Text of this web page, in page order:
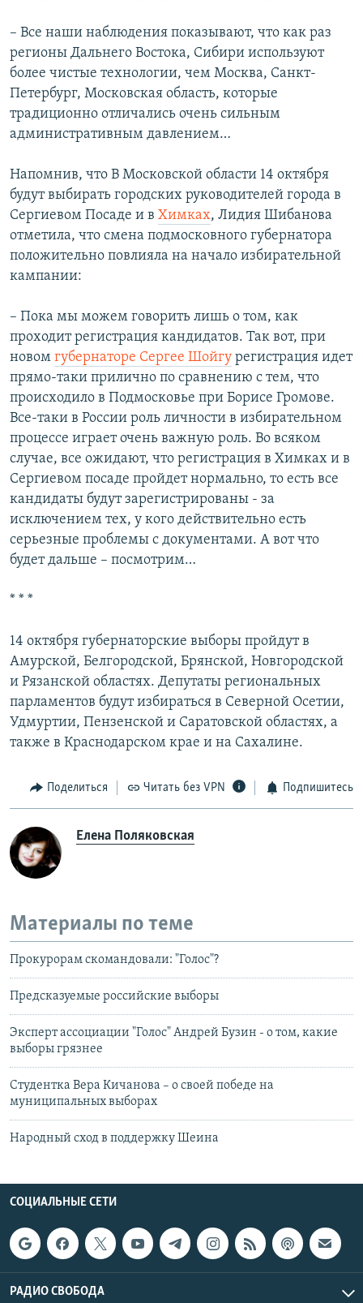
– Все наши наблюдения показывают, что как раз
регионы Дальнего Востока, Сибири используют
более чистые технологии, чем Москва, Санкт-
Петербург, Московская область, которые
традиционно отличались очень сильным
административным давлением…
Напомнив, что В Московской области 14 октября
будут выбирать городских руководителей города в
Сергиевом Посаде и в Химках, Лидия Шибанова
отметила, что смена подмосковного губернатора
положительно повлияла на начало избирательной
кампании:
– Пока мы можем говорить лишь о том, как
проходит регистрация кандидатов. Так вот, при
новом губернаторе Сергее Шойгу регистрация идет
прямо-таки прилично по сравнению с тем, что
происходило в Подмосковье при Борисе Громове.
Все-таки в России роль личности в избирательном
процессе играет очень важную роль. Во всяком
случае, все ожидают, что регистрация в Химках и в
Сергиевом посаде пройдет нормально, то есть все
кандидаты будут зарегистрированы - за
исключением тех, у кого действительно есть
серьезные проблемы с документами. А вот что
будет дальше – посмотрим…
* * *
14 октября губернаторские выборы пройдут в
Амурской, Белгородской, Брянской, Новгородской
и Рязанской областях. Депутаты региональных
парламентов будут избираться в Северной Осетии,
Удмуртии, Пензенской и Саратовской областях, а
также в Краснодарском крае и на Сахалине.
Поделиться Читать без VPN Подпишитесь
Елена Поляковская
Материалы по теме
Прокурорам скомандовали: "Голос"?
Предсказуемые российские выборы
Эксперт ассоциации "Голос" Андрей Бузин - о том, какие
выборы грязнее
Студентка Вера Кичанова – о своей победе на
муниципальных выборах
Народный сход в поддержку Шеина
СОЦИАЛЬНЫЕ СЕТИ
РАДИО СВОБОДА